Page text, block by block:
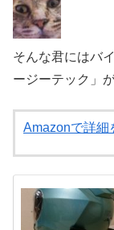
そんな君にはバ
ージーテック」
Amazonで詳細